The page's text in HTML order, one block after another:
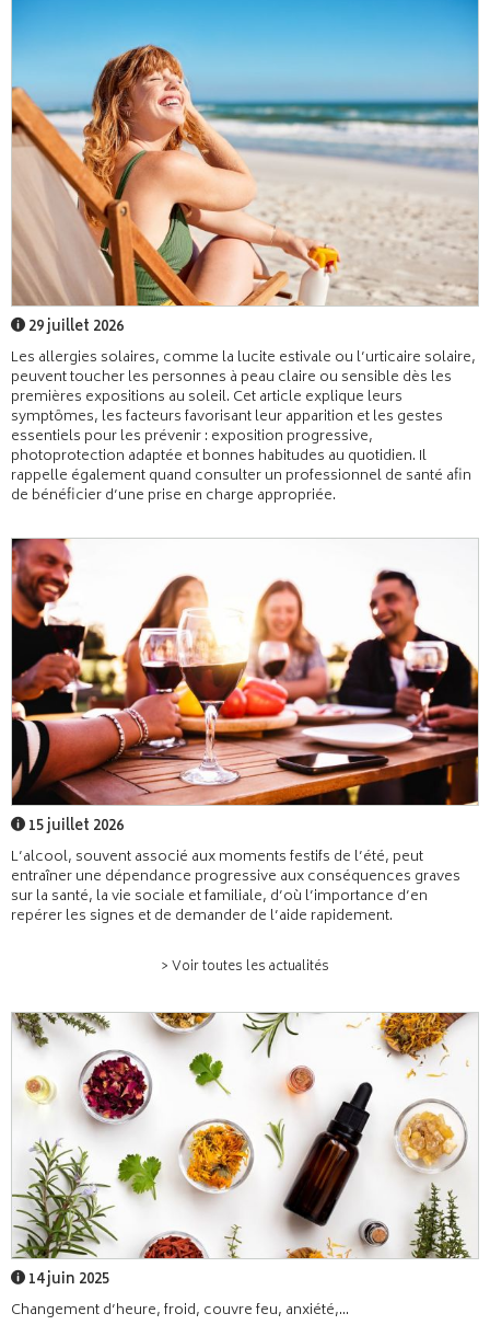
29 juillet 2026
Les allergies solaires, comme la lucite estivale ou l’urticaire solaire,
peuvent toucher les personnes à peau claire ou sensible dès les
premières expositions au soleil. Cet article explique leurs
symptômes, les facteurs favorisant leur apparition et les gestes
essentiels pour les prévenir : exposition progressive,
photoprotection adaptée et bonnes habitudes au quotidien. Il
rappelle également quand consulter un professionnel de santé afin
de bénéficier d’une prise en charge appropriée.
15 juillet 2026
L’alcool, souvent associé aux moments festifs de l’été, peut
entraîner une dépendance progressive aux conséquences graves
sur la santé, la vie sociale et familiale, d’où l’importance d’en
repérer les signes et de demander de l’aide rapidement.
> Voir toutes les actualités
14 juin 2025
Changement d’heure, froid, couvre feu, anxiété,...